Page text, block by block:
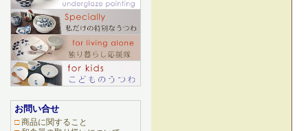
お問い合せ
□商品に関すること